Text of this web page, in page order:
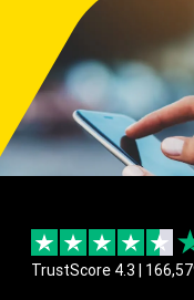
TrustScore 4.3 |